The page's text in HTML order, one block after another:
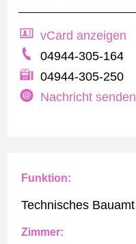
vCard anzeigen
04944-305-164
04944-305-250
Nachricht senden
Funktion:
Technisches Bauamt
Zimmer: